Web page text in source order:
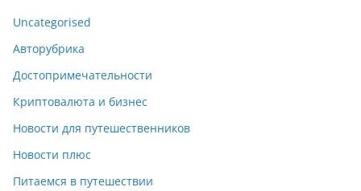
Uncategorised
Авторубрика
Достопримечательности
Криптовалюта и бизнес
Новости для путешественников
Новости плюс
Питаемся в путешествии